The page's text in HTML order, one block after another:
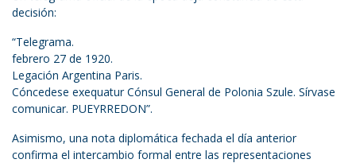
decisión:
“Telegrama.
febrero 27 de 1920.
Legación Argentina Paris.
Cóncedese exequatur Cónsul General de Polonia Szule. Sírvase
comunicar. PUEYRREDON”.
Asimismo, una nota diplomática fechada el día anterior
confirma el intercambio formal entre las representaciones